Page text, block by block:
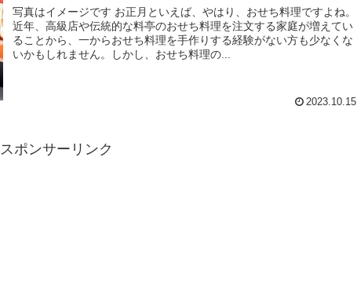
写真はイメージです お正月といえば、やはり、おせち料理ですよね。
近年、高級店や伝統的な料亭のおせち料理を注文する家庭が増えてい
ることから、一からおせち料理を手作りする経験がない方も少なくな
いかもしれません。しかし、おせち料理の...
2023.10.15
スポンサーリンク